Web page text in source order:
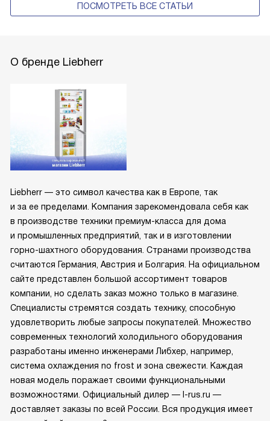
ПОСМОТРЕТЬ ВСЕ СТАТЬИ
О бренде Liebherr
Liebherr — это символ качества как в Европе, так
и за ее пределами. Компания зарекомендовала себя как
в производстве техники премиум-класса для дома
и промышленных предприятий, так и в изготовлении
горно-шахтного оборудования. Странами производства
считаются Германия, Австрия и Болгария. На официальном
сайте представлен большой ассортимент товаров
компании, но сделать заказ можно только в магазине.
Специалисты стремятся создать технику, способную
удовлетворить любые запросы покупателей. Множество
современных технологий холодильного оборудования
разработаны именно инженерами Либхер, например,
система охлаждения no frost и зона свежести. Каждая
новая модель поражает своими функциональными
возможностями. Официальный дилер — l-rus.ru —
доставляет заказы по всей России. Вся продукция имеет